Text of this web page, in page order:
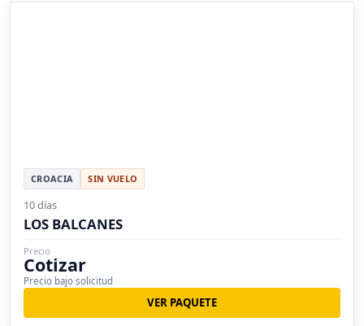
CROACIA SIN VUELO
10 días
LOS BALCANES
Precio
Cotizar
Precio bajo solicitud
VER PAQUETE